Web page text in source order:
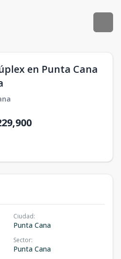
en Punta Cana
Ciudad:
Punta Cana
Sector:
Punta Cana